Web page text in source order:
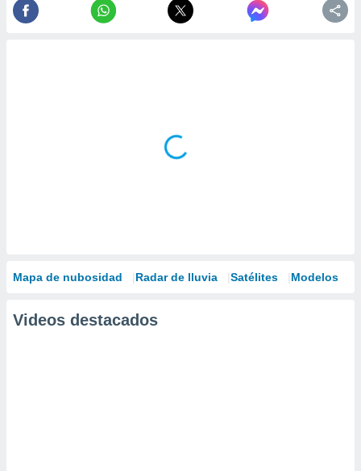
Mapa de nubosidad Radar de lluvia Satélites Modelos
Videos destacados